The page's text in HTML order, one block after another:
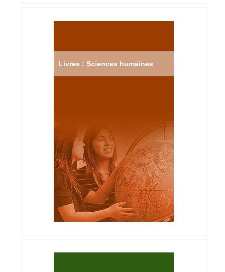
Livres : Sciences humaines